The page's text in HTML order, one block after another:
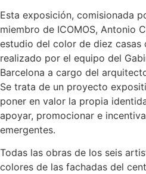
Esta exposición, comisionada
miembro de ICOMOS, Antonio
estudio del color de diez
realizado por el equipo del
Barcelona a cargo del
Se trata de un proyecto
poner en valor la propia
apoyar, promocionar e
emergentes.
Todas las obras de los seis
colores de las fachadas del